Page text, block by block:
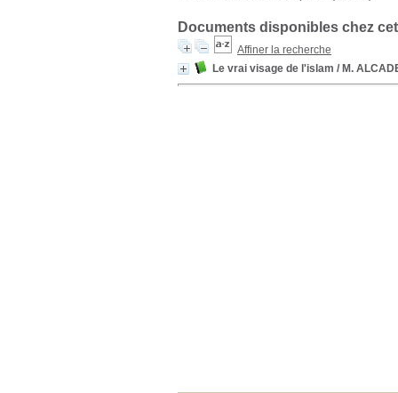
Documents disponibles chez
Affiner la recherche
Le vrai visage de l'islam / M.